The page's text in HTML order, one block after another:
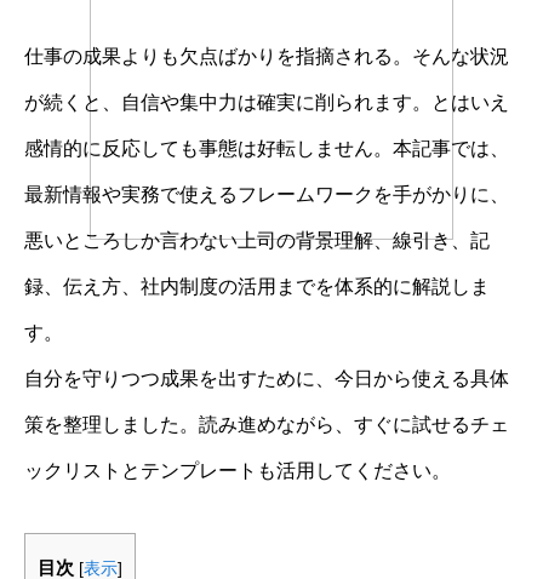
仕事の成果よりも欠点ばかりを指摘される。そんな状況
が続くと、自信や集中力は確実に削られます。とはいえ
感情的に反応しても事態は好転しません。本記事では、
最新情報や実務で使えるフレームワークを手がかりに、
悪いところしか言わない上司の背景理解、線引き、記
録、伝え方、社内制度の活用までを体系的に解説しま
す。
自分を守りつつ成果を出すために、今日から使える具体
策を整理しました。読み進めながら、すぐに試せるチェ
ックリストとテンプレートも活用してください。
目次 [表示]